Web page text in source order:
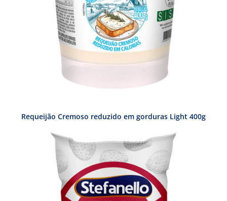
Requeijão Cremoso reduzido em gorduras Light 400g